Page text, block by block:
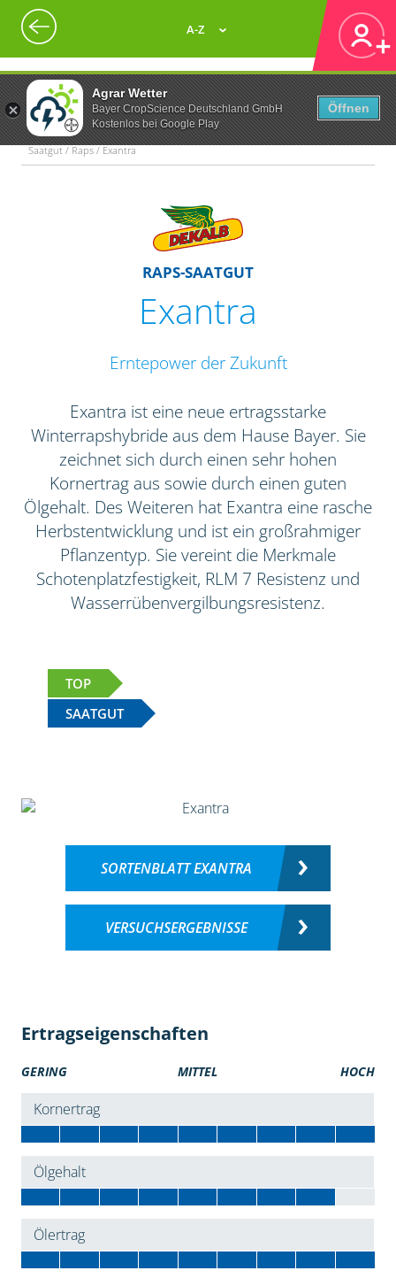
Agrar Wetter
Bayer CropScience Deutschland GmbH
Kostenlos bei Google Play
Öffnen
A-Z
Saatgut / Raps / Exantra
RAPS-SAATGUT
Exantra
Erntepower der Zukunft
Exantra ist eine neue ertragsstarke
Winterrapshybride aus dem Hause Bayer. Sie
zeichnet sich durch einen sehr hohen
Kornertrag aus sowie durch einen guten
Ölgehalt. Des Weiteren hat Exantra eine rasche
Herbstentwicklung und ist ein großrahmiger
Pflanzentyp. Sie vereint die Merkmale
Schotenplatzfestigkeit, RLM 7 Resistenz und
Wasserrübenvergilbungsresistenz.
TOP
SAATGUT
SORTENBLATT EXANTRA
VERSUCHSERGEBNISSE
Ertragseigenschaften
GERING MITTEL HOCH
Kornertrag
Ölgehalt
Ölertrag